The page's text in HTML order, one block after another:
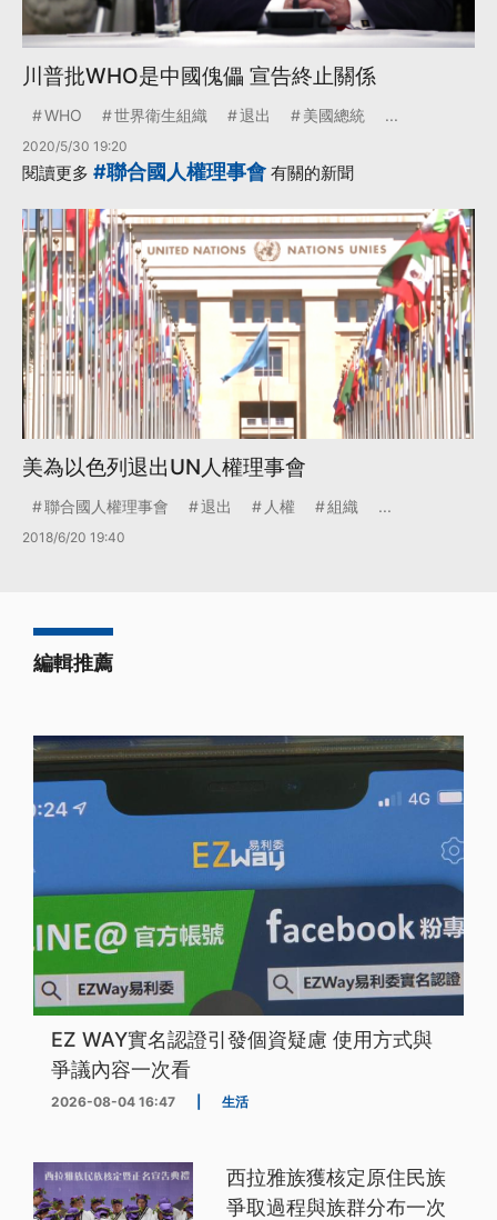
川普批WHO是中國傀儡 宣告終止關係
WHO 世界衛生組織 退出 美國總統 ...
2020/5/30 19:20
閱讀更多 #聯合國人權理事會 有關的新聞
美為以色列退出UN人權理事會
聯合國人權理事會 退出 人權 組織 ...
2018/6/20 19:40
編輯推薦
EZ WAY實名認證引發個資疑慮 使用方式與
爭議內容一次看
2026-08-04 16:47 生活
西拉雅族獲核定原住民族
爭取過程與族群分布一次